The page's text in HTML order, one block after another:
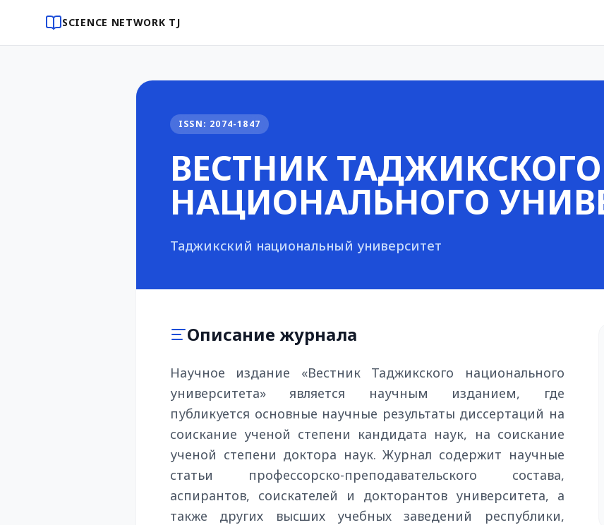
SCIENCE NETWORK TJ
ISSN: 2074-1847
ВЕСТНИК ТАДЖИКСКОГО
НАЦИОНАЛЬНОГО
Таджикский национальный университет
Описание журнала
Научное издание «Вестник Таджикского национального
университета» является научным изданием, где
публикуется основные научные результаты диссертаций на
соискание ученой степени кандидата наук, на соискание
ученой степени доктора наук. Журнал содержит научные
статьи профессорско-преподавательского состава,
аспирантов, соискателей и докторантов университета, а
также других высших учебных заведений республики,